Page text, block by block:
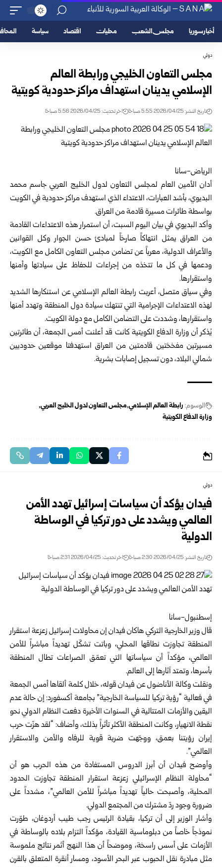
أخبار سوريا مجلس الشعب محليات اقتصاد سياسة
دولي
مجلس التعاون الخليجي ورابطة العالم
الإسلامي يدينان استهداف مراكز حدودية كويتية
تاريخ النشر: 2026/04/25 5:55 صباحًا اخر تحديث: 2026/04/25 5:56 صباحًا
الرياض-سانا
أدان الأمين العام لمجلس التعاون لدول الخليج العربي جاسم محمد
البديوي، بأشد العبارات، الاعتداء الذي استهدف مراكز حدودية في الكويت
بواسطة طائرات مسيرة قادمة من العراق.
وأكد البديوي في بيان اليوم السبت، أن استمرار هذه الاعتداءات القادمة
من العراق يمثل انتهاكاً صارخاً لمبادئ حسن الجوار وكل القوانين
والأعراف الدولية، معرباً عن تضامن مجلس التعاون الكامل مع الكويت،
ودعمها في كل ما تتخذه من إجراءات للحفاظ على سيادتها وأمنها
واستقرارها.
وفي سياق متصل، أعربت رابطة العالم الإسلامي عن استنكارها الشديد
لهذه الاعتداءات الإجرامية التي تنتهك سيادة دول المنطقة وتهدد أمنها
واستقرارها، وشددت على التضامن الكامل مع دولة الكويت.
يُذكر أن وزارة الدفاع الكويتية كانت قد أعلنت أمس الجمعة، أن طائرتين
مسيرتين مفخختين قادمتين من العراق استهدفتا موقعين حدوديين
شمالي البلاد، دون تسجيل إصابات بشرية.
الوسوم: رابطة العالم الإسلامي مجلس التعاون لدول الخليج العربي
وزارة الدفاع الكويتية
دولي
فيدان يؤكد أن سياسات إسرائيل تهدد الأمن
العالمي ويشدد على دور تركيا في الوساطة
الدولية
تاريخ النشر: 2026/04/25 2:30 صباحًا اخر تحديث: 2026/04/25 2:31 صباحًا
إسطنبول-سانا
قالوزير الخارجية التركيهاكان فيدان إن محاولات إسرائيل زعزعة استقرار
المنطقة تجاوزت نطاقها المحلي، وباتت تشكّل تهديداً مباشراً للأمن
العالمي، مؤكداً أن سياساتها التي تعمّق الصراعات تطال المنطقة
بأسرها، وتمتد آثارها إلى العالم.
ونقلت وكالة الأناضول عن فيدان قوله، خلال كلمة ألقاها أمس الجمعة
في فعالية “رؤية تركيا للسياسة الخارجية” بجامعة أكسفورد: إن حالة عدم
اليقين والأزمات المتتالية في السنوات الأخيرة دفعت النظام الدولي نحو
نقطة الانهيار، وكانت المنطقة الأكثر تأثراً بذلك، وأضاف: “لقد هزّت حرب
إيران رؤيتنا بعمق، ووجّهت ضربة قوية للرفاه والأمن والاستقرار
العالمي”.
وأوضح فيدان أن أبرز الدروس المستفادة من هذه الحرب هو أن
“محاولة النظام الإسرائيلي زعزعة استقرار المنطقة تجاوزت الحدود
المحلية، وأصبحت حالياً تهديداً مباشراً للأمن العالمي”، مشدداً على
ضرورة وجود ردّ مشترك من المجتمع الدولي.
وأشار الوزير إلى أن تركيا، بقيادة الرئيس رجب طيب أردوغان، طوّرت
نموذجاً خاصاً من دبلوماسية القيادة، مؤكداً التزام بلاده بالوساطة في
الأزمات على أسس راسخة، وموضحاً أن هذا النهج أثمر نتائج ملموسة
مثل مبادرة نقل الحبوب عبر البحر الأسود، ومسار أنقرة المتعلق بالقرن